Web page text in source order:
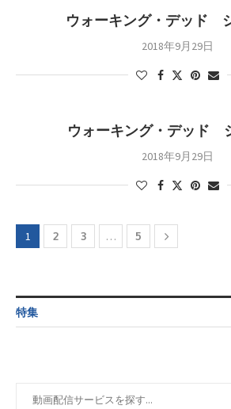
ウォーキング・デッド
2018年9月29日
ウォーキング・デッド
2018年9月29日
1 2 3 … 5
特集